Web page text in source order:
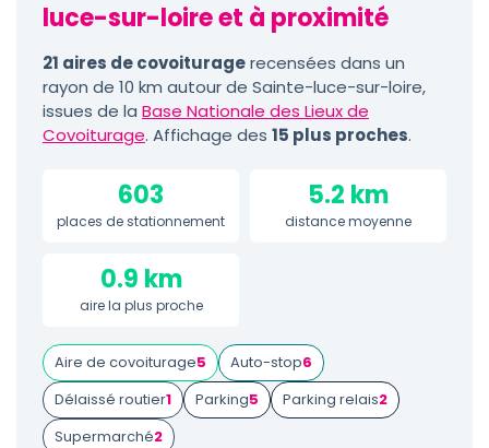
luce-sur-loire et à proximité
21 aires de covoituragerecensées dans un
rayon de 10 km autour de Sainte-luce-sur-loire,
issues de la Base Nationale des Lieux de
Covoiturage. Affichage des 15 plus proches.
603
places de stationnement
5.2 km
distance moyenne
0.9 km
aire la plus proche
Aire de covoiturage5 Auto-stop6
Délaissé routier1 Parking5 Parking relais2
Supermarché2